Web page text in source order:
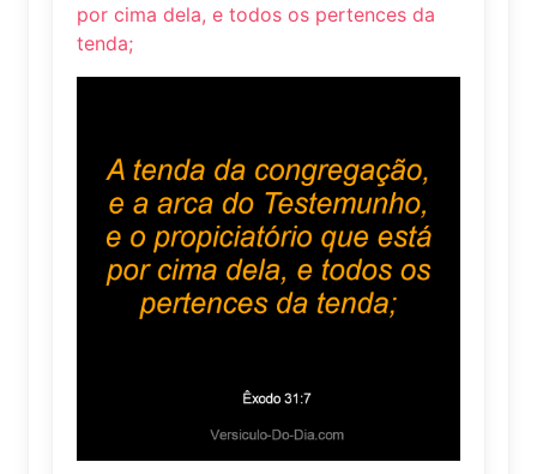
por cima dela, e todos os pertences da
tenda;